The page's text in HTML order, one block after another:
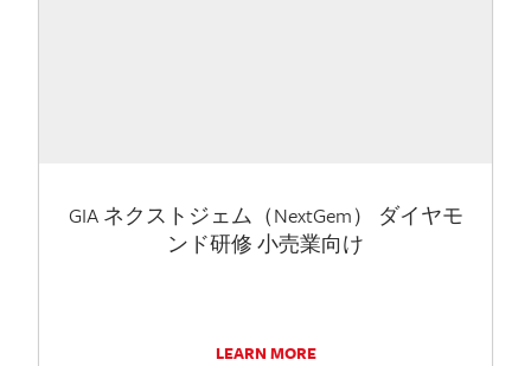
GIA ネクストジェム（NextGem） ダイヤモ
ンド研修 小売業向け
LEARN MORE